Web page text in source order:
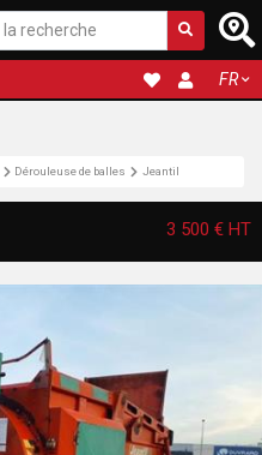
FR
Dérouleuse de balles Jeantil
3 500 € HT